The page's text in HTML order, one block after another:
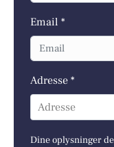
Email *
Adresse *
Adresse
Dine oplysninger